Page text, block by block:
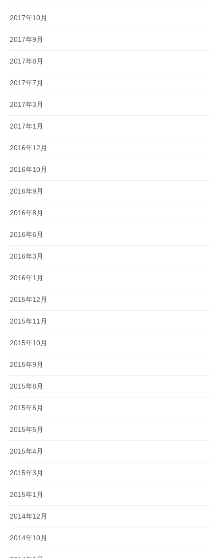
2017年10月
2017年9月
2017年8月
2017年7月
2017年3月
2017年1月
2016年12月
2016年10月
2016年9月
2016年8月
2016年6月
2016年3月
2016年1月
2015年12月
2015年11月
2015年10月
2015年9月
2015年8月
2015年6月
2015年5月
2015年4月
2015年3月
2015年1月
2014年12月
2014年10月